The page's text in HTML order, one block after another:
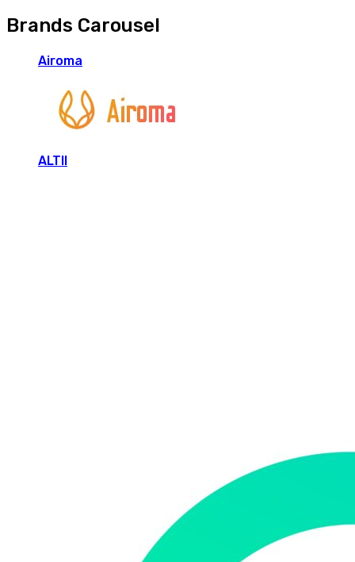
Brands Carousel
Airoma
ALTII